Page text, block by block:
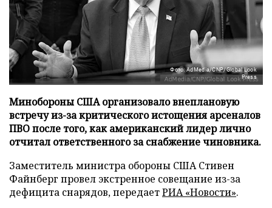
Фото: AdMedia/CNP/Global Look
Press
Минобороны США организовало внеплановую
встречу из-за критического истощения арсеналов
ПВО после того, как американский лидер лично
отчитал ответственного за снабжение чиновника.
Заместитель министра обороны США Стивен
Файнберг провел экстренное совещание из-за
дефицита снарядов, передаетРИА «Новости».